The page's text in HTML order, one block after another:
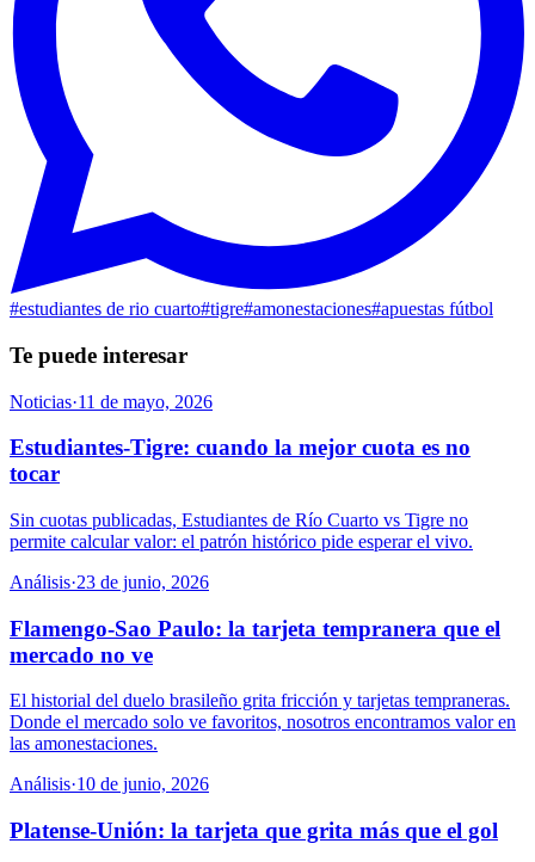
#estudiantes de rio cuarto#tigre#amonestaciones#apuestas fútbol
Te puede interesar
Noticias·11 de mayo, 2026
Estudiantes-Tigre: cuando la mejor cuota es no
tocar
Sin cuotas publicadas, Estudiantes de Río Cuarto vs Tigre no
permite calcular valor: el patrón histórico pide esperar el vivo.
Análisis·23 de junio, 2026
Flamengo-Sao Paulo: la tarjeta tempranera que el
mercado no ve
El historial del duelo brasileño grita fricción y tarjetas tempraneras.
Donde el mercado solo ve favoritos, nosotros encontramos valor en
las amonestaciones.
Análisis·10 de junio, 2026
Platense-Unión: la tarjeta que grita más que el gol